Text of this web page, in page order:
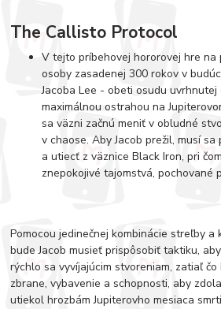
The Callisto Protocol
V tejto príbehovej hororovej hre
osoby zasadenej 300 rokov v
Jacoba Lee - obeti osudu
maximálnou ostrahou na
sa väzni začnú meniť v obludné
v chaose. Aby Jacob prežil, musí
a utiecť z väznice Black Iron, pri
znepokojivé tajomstvá, pochované
Pomocou jedinečnej kombinácie streľby a
bude Jacob musieť prispôsobiť taktiku,
rýchlo sa vyvíjajúcim stvoreniam, zatiaľ
zbrane, vybavenie a schopnosti, aby
utiekol hrozbám Jupiterovho mesiaca